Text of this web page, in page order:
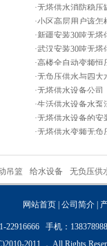
·无塔供水消防稳压
·小区高层用户该怎
·新疆安装30吨无塔
·武汉安装30吨无塔
·高楼全自动变频恒
·无负压供水与四大
·无塔供水设备公司
·生活供水设备水泵
·无塔供水设备的安
·无塔供水变频无负
吊篮 给水设备 无负压供
网站首页 公司简介
22916666 手机：
2011 ， All Rights